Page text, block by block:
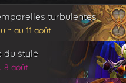
turbulentes
au 11 août
du style
8 août